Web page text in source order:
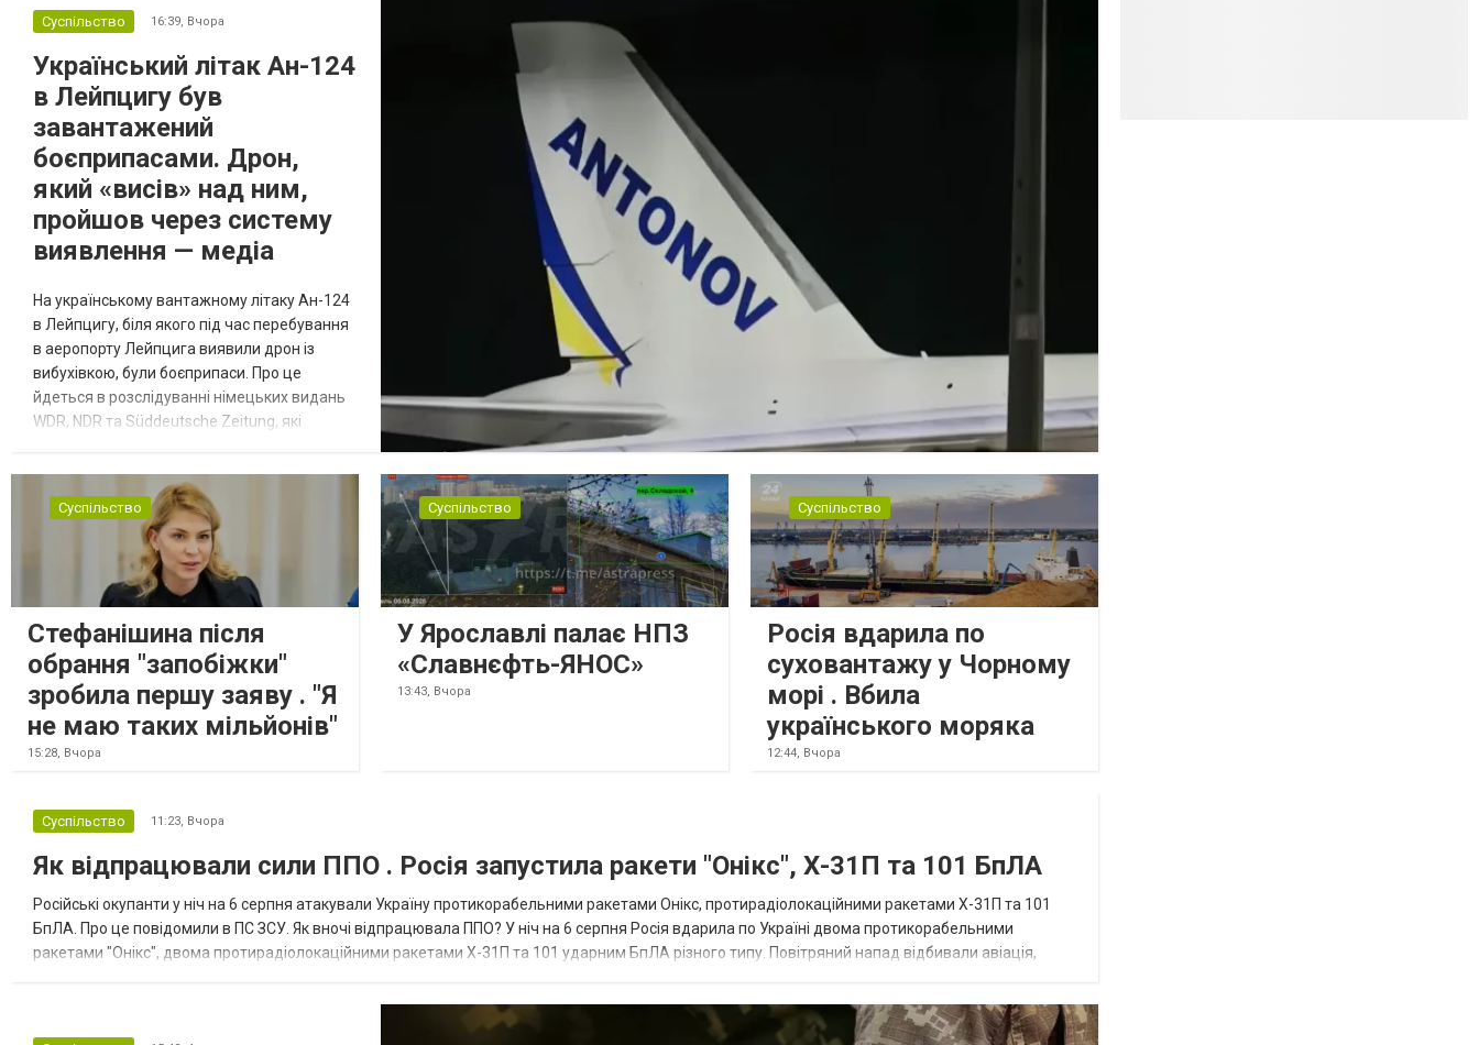
Суспільство 16:39, Вчора
Український літак Ан-124
в Лейпцигу був
завантажений
боєприпасами. Дрон,
який «висів» над ним,
пройшов через систему
виявлення — медіа
На українському вантажному літаку Ан-124
в Лейпцигу, біля якого під час перебування
в аеропорту Лейпцига виявили дрон із
вибухівкою, були боєприпаси. Про це
йдеться в розслідуванні німецьких видань
WDR, NDR та Süddeutsche Zeitung, які
були на борту літака, незадовго до цього
доставили з Франції до Лейпцига, після
чого їх мали транспортувати далі. За
даними слідства, 4 серпня о...
Суспільство
Стефанішина після
обрання "запобіжки"
зробила першу заяву . "Я
не маю таких мільйонів"
15:28, Вчора
Суспільство
У Ярославлі палає НПЗ
«Славнєфть-ЯНОС»
13:43, Вчора
Суспільство
Росія вдарила по
суховантажу у Чорному
морі . Вбила
українського моряка
12:44, Вчора
Суспільство 11:23, Вчора
Як відпрацювали сили ППО . Росія запустила ракети "Онікс", Х-31П та 101 БпЛА
Російські окупанти у ніч на 6 серпня атакували Україну протикорабельними ракетами Онікс, протирадіолокаційними ракетами Х-31П та 101
БпЛА. Про це повідомили в ПС ЗСУ. Як вночі відпрацювала ППО? У ніч на 6 серпня Росія вдарила по Україні двома протикорабельними
ракетами "Онікс", двома протирадіолокаційними ракетами Х-31П та 101 ударним БпЛА різного типу. Повітряний напад відбивали авіація,